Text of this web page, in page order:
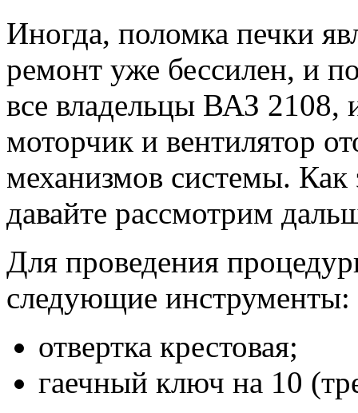
Иногда, поломка печки
ремонт уже бессилен, и
все владельцы ВАЗ 2108,
моторчик и вентилятор
механизмов системы. Как
давайте рассмотрим
Для проведения
следующие инструменты:
отвертка крестовая;
гаечный ключ на 10